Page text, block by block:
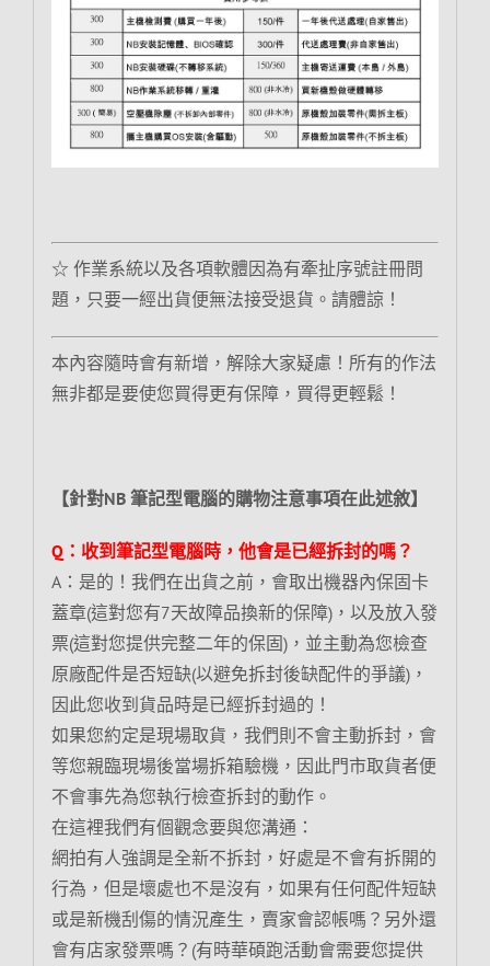
☆ 作業系統以及各項軟體因為有牽扯序號註冊問
題，只要一經出貨便無法接受退貨。請體諒！
本內容隨時會有新增，解除大家疑慮！所有的作法
無非都是要使您買得更有保障，買得更輕鬆！
【針對NB 筆記型電腦的購物注意事項在此述敘】
Q：收到筆記型電腦時，他會是已經拆封的嗎？
A：是的！我們在出貨之前，會取出機器內保固卡
蓋章(這對您有7天故障品換新的保障)，以及放入發
票(這對您提供完整二年的保固)，並主動為您檢查
原廠配件是否短缺(以避免拆封後缺配件的爭議)，
因此您收到貨品時是已經拆封過的！
如果您約定是現場取貨，我們則不會主動拆封，會
等您親臨現場後當場拆箱驗機，因此門市取貨者便
不會事先為您執行檢查拆封的動作。
在這裡我們有個觀念要與您溝通：
網拍有人強調是全新不拆封，好處是不會有拆開的
行為，但是壞處也不是沒有，如果有任何配件短缺
或是新機刮傷的情況產生，賣家會認帳嗎？另外還
會有店家發票嗎？(有時華碩跑活動會需要您提供